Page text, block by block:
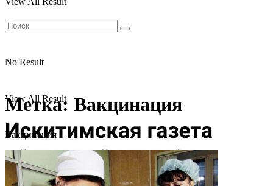
No Result
View All Result
Метка: Вакцинация
Вакцинация